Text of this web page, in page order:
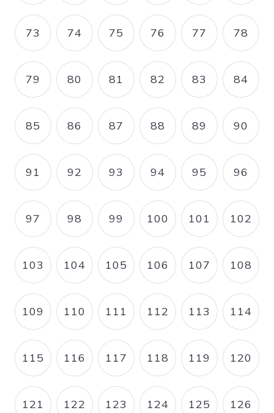
PAGE
73 PAGE
74 PAGE
75 PAGE
76 PAGE
77 PAGE
78
PAGE
79 PAGE
80 PAGE
81 PAGE
82 PAGE
83 PAGE
84
PAGE
85 PAGE
86 PAGE
87 PAGE
88 PAGE
89 PAGE
90
PAGE
91 PAGE
92 PAGE
93 PAGE
94 PAGE
95 PAGE
96
PAGE
97 PAGE
98 PAGE
99 PAGE
100 PAGE
101 PAGE
102
PAGE
103 PAGE
104 PAGE
105 PAGE
106 PAGE
107 PAGE
108
PAGE
109 PAGE
110 PAGE
111 PAGE
112 PAGE
113 PAGE
114
PAGE
115 PAGE
116 PAGE
117 PAGE
118 PAGE
119 PAGE
120
PAGE
121 PAGE
122 PAGE
123 PAGE
124 PAGE
125 PAGE
126